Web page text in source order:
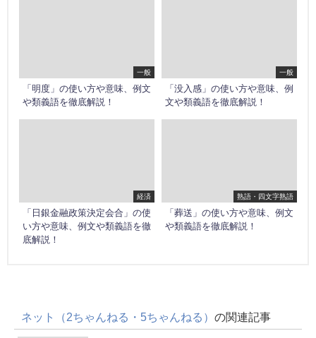
一般
「明度」の使い方や意味、例文
や類義語を徹底解説！
一般
「没入感」の使い方や意味、例
文や類義語を徹底解説！
経済
「日銀金融政策決定会合」の使
い方や意味、例文や類義語を徹
底解説！
熟語・四文字熟語
「葬送」の使い方や意味、例文
や類義語を徹底解説！
ネット（2ちゃんねる・5ちゃんねる） の関連記事